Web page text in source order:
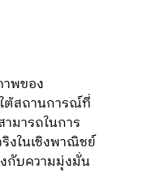
พของ
ต้สถานการณ์ที่
มารถในการ
งในเชิงพาณิชย์
กับความมุ่งมั่น